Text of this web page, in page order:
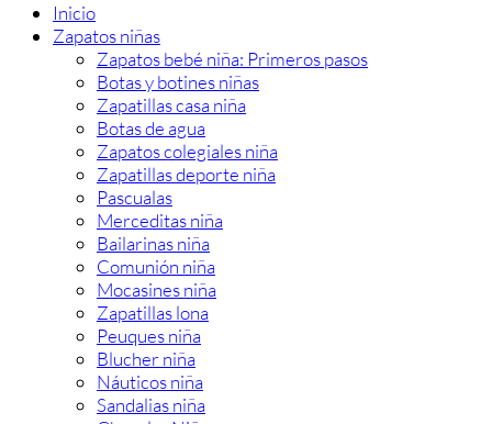
Inicio
Zapatos niñas
Zapatos bebé niña: Primeros pasos
Botas y botines niñas
Zapatillas casa niña
Botas de agua
Zapatos colegiales niña
Zapatillas deporte niña
Pascualas
Merceditas niña
Bailarinas niña
Comunión niña
Mocasines niña
Zapatillas lona
Peuques niña
Blucher niña
Náuticos niña
Sandalias niña